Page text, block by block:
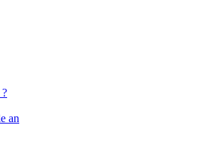
an